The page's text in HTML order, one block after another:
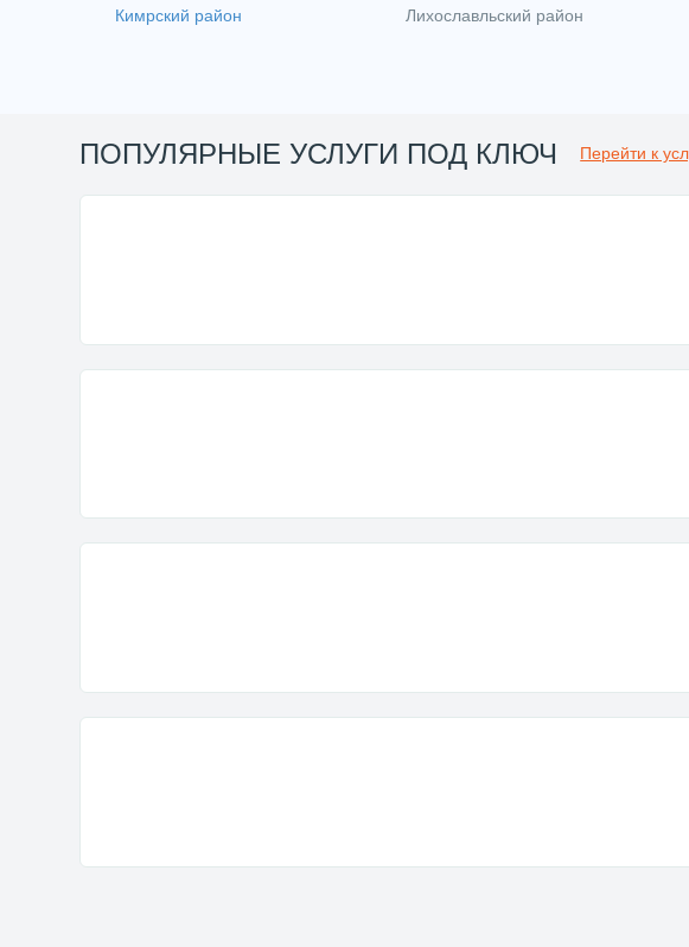
Кимрский район Лихославльский район
ПОПУЛЯРНЫЕ УСЛУГИ ПОД КЛЮЧ Перейти к